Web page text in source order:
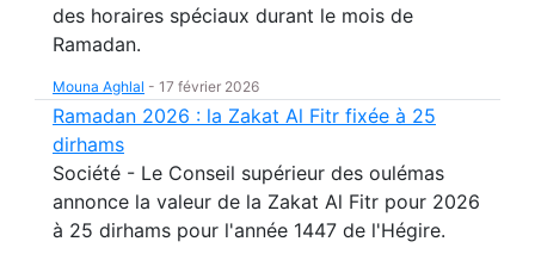
des horaires spéciaux durant le mois de
Ramadan.
Mouna Aghlal - 17 février 2026
Ramadan 2026 : la Zakat Al Fitr fixée à 25
dirhams
Société - Le Conseil supérieur des oulémas
annonce la valeur de la Zakat Al Fitr pour 2026
à 25 dirhams pour l'année 1447 de l'Hégire.